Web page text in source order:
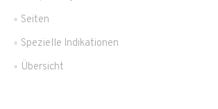
Seiten
Spezielle Indikationen
Übersicht